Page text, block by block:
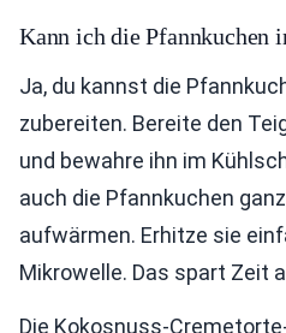
Kann ich die Pfannkuchen
Ja, du kannst die
zubereiten. Bereite den
und bewahre ihn im
auch die Pfannkuchen
aufwärmen. Erhitze sie
Mikrowelle. Das spart Zeit
Die Kokosnuss-